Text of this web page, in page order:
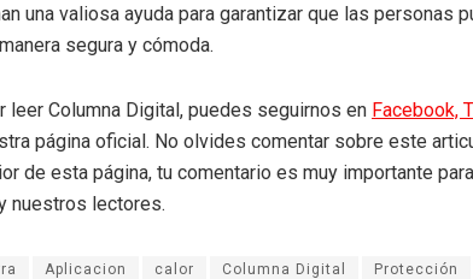
una valiosa ayuda para garantizar que las personas
segura y cómoda.
leer Columna Digital, puedes seguirnos en Facebook,
página oficial. No olvides comentar sobre este
de esta página, tu comentario es muy importante
nuestros lectores.
Aplicacion calor Columna Digital Protección